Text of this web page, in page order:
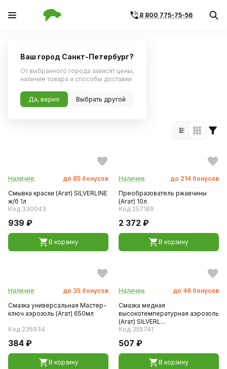
8 800 775-75-56
Поиск по артикулу Поиск по VIN
Бренд АГАТ: 41 товар
Наличие до 85 бонусов
Смывка краски (Агат) SILVERLINE
ж/б 1л
Код 330043
939 ₽
В корзину
Наличие до 214 бонусов
Преобразователь ржавчины
(Агат) 10л
Код 257189
2 372 ₽
В корзину
Наличие до 35 бонусов
Смазка универсальная Мастер-
ключ аэрозоль (Агат) 650мл
Код 235934
384 ₽
В корзину
Наличие до 46 бонусов
Смазка медная
высокотемпературная аэрозоль
(Агат) SILVERL...
Код 355741
507 ₽
В корзину
Ваш город Санкт-Петербург?
От выбранного города зависят цены,
наличие товара и способы доставки
Да, верно Выбрать другой